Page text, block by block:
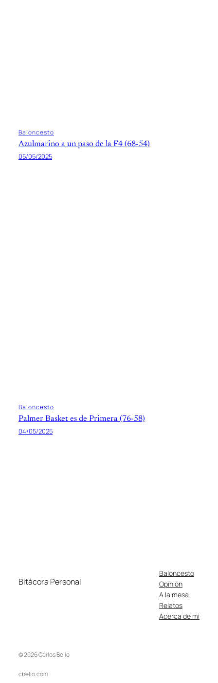
Baloncesto
Azulmarino a un paso de la F4 (68-54)
05/05/2025
Baloncesto
Palmer Basket es de Primera (76-58)
04/05/2025
Bitácora Personal
Baloncesto
Opinión
A la mesa
Relatos
Acerca de mi
© 2026 Carlos Belío
cbelio.com